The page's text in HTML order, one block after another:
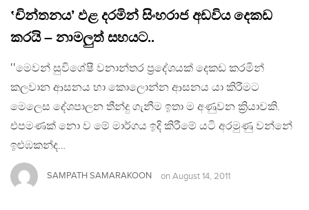
‛චින්තනය’ ඵළ දරමින් සිංහරාජ අඩවිය දෙකඩ
කරයි – නාමලුත් සහයට..
‛‛මෙවන් සුවිශේෂී වනාන්තර ප්‍රදේශයක් දෙකඩ කරමින්
කලවාන ආසනය හා කොලොන්න ආසනය යා කිරීමට
මෙලෙස දේශපාලන තීන්දු ගැනීම ඉතා ම අණුවන ක්‍රියාවකි.
එපමණක් නො ව මේ මාර්ගය ඉදි කිරීමේ යටි අරමුණු වන්නේ
ඉළුඹකන්ද…
SAMPATH SAMARAKOON on August 14, 2011